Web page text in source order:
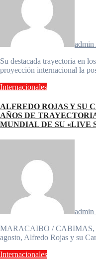
admin
Su destacada trayectoria en los medios de comunicación y su
proyección internacional la
Internacionales
ALFREDO ROJAS Y SU
AÑOS DE
MUNDIAL DE SU «LIVE
admin
MARACAIBO / CABIMAS, VENEZUELA — El pasado 2 de
agosto, Alfredo Rojas y su
Internacionales